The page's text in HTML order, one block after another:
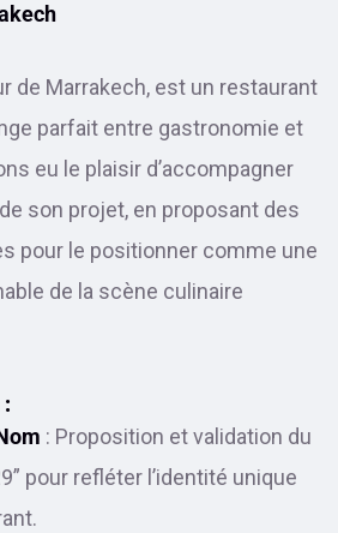
de Marrakech, est un restaurant
parfait entre gastronomie et
eu le plaisir d’accompagner
son projet, en proposant des
pour le positionner comme une
de la scène culinaire
: Proposition et validation du
pour refléter l’identité unique